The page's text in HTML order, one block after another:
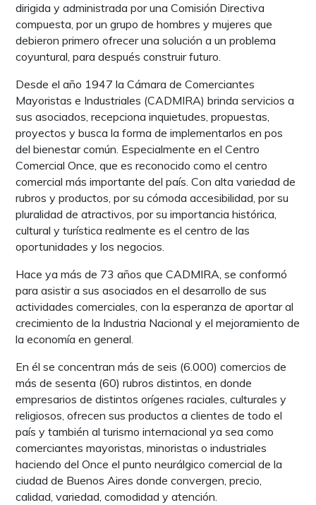
dirigida y administrada por una Comisión Directiva
compuesta, por un grupo de hombres y mujeres que
debieron primero ofrecer una solución a un problema
coyuntural, para después construir futuro.
Desde el año 1947 la Cámara de Comerciantes
Mayoristas e Industriales (CADMIRA) brinda servicios a
sus asociados, recepciona inquietudes, propuestas,
proyectos y busca la forma de implementarlos en pos
del bienestar común. Especialmente en el Centro
Comercial Once, que es reconocido como el centro
comercial más importante del país. Con alta variedad de
rubros y productos, por su cómoda accesibilidad, por su
pluralidad de atractivos, por su importancia histórica,
cultural y turística realmente es el centro de las
oportunidades y los negocios.
Hace ya más de 73 años que CADMIRA, se conformó
para asistir a sus asociados en el desarrollo de sus
actividades comerciales, con la esperanza de aportar al
crecimiento de la Industria Nacional y el mejoramiento de
la economía en general.
En él se concentran más de seis (6.000) comercios de
más de sesenta (60) rubros distintos, en donde
empresarios de distintos orígenes raciales, culturales y
religiosos, ofrecen sus productos a clientes de todo el
país y también al turismo internacional ya sea como
comerciantes mayoristas, minoristas o industriales
haciendo del Once el punto neurálgico comercial de la
ciudad de Buenos Aires donde convergen, precio,
calidad, variedad, comodidad y atención.